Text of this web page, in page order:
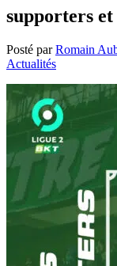
supporters
Posté parRomain
Actualités